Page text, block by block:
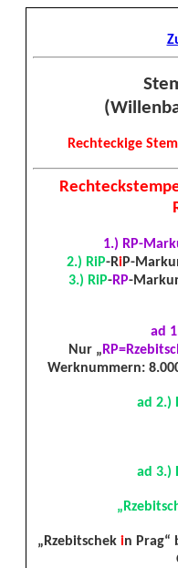
Rechteckige
1.) RP-
2.) RiP-RiP-
3.) RiP-RP-
ad
Nur „
Werknummern:
ad 2.)
ad 3.)
„Rzebitschek in Prag“